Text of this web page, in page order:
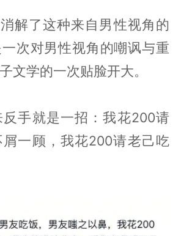
解了这种来自男性视角的
次对男性视角的嘲讽与重
文学的一次贴脸开大。
手就是一招：我花200请
一顾，我花200请老己吃